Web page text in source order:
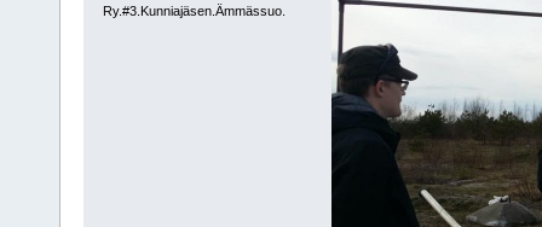
Ry.#3.Kunniajäsen.Ämmässuo.